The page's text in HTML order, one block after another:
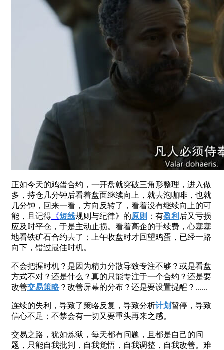
正如今天的鸡蛋合约，一开盘就突破三角形整理，进入做
多，持仓几分钟后看着盘面继续向上，就去泡咖啡，也就
几分钟，回来一看，方向反转了，看着没有继续向上的可
能，且记得 《短线规则与纪律》的原则 ：有盈利 后又亏损
应及时平仓，于是主动止损。看着高企的手续费，心塞塞
地看铁矿石合约去了；上午收盘时才回望鸡蛋，已经一路
向下，错过最佳时机。
不会把握时机？是因为精力分散导致专注不够？或是看盘
方式不对？还是什么？真的只能专注于一个合约？还是要
改善交易策略？改善屏幕的分布？还是要设置提醒？......
连续的失利，导致了策略反复，导致分析计划暂停，导致
信心不足；不禁会有一切又要重头再来之感。
交易之路，犹如炼狱，每天都有问题，且都是自己的问
题，只能自我批判，自我觉悟，自我调整，自我改善。难